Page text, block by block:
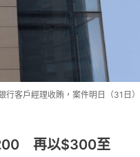
客戶經理收賄，案件明日（31日）
再以$300至